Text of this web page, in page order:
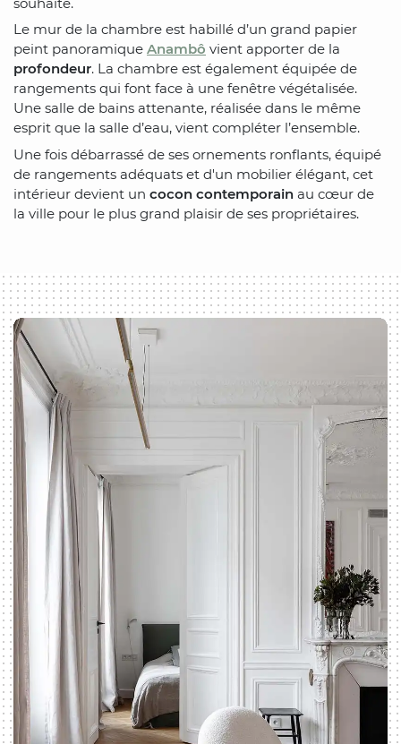
Le mur de la chambre est habillé d’un grand papier
peint panoramique Anambô vient apporter de la
profondeur. La chambre est également équipée de
rangements qui font face à une fenêtre végétalisée.
Une salle de bains attenante, réalisée dans le même
esprit que la salle d’eau, vient compléter l’ensemble.
Une fois débarrassé de ses ornements ronflants, équipé
de rangements adéquats et d'un mobilier élégant, cet
intérieur devient un cocon contemporain au cœur de
la ville pour le plus grand plaisir de ses propriétaires.